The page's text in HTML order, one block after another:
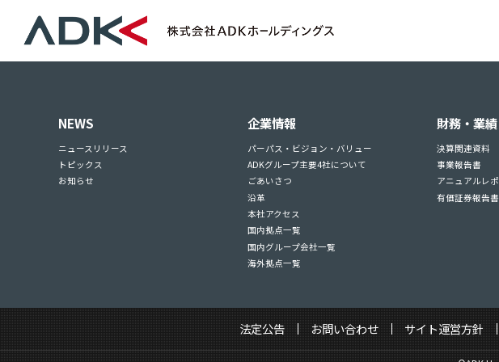
NEWS
ニュースリリース
トピックス
お知らせ
企業情報
パーパス・ビジョン・バリュー
ADKグループ主要4社について
ごあいさつ
沿革
本社アクセス
国内拠点一覧
国内グループ会社一覧
海外拠点一覧
財務・業績
決算関連資料
事業報告書
アニュアルレ
有価証券報告書
法定公告 お問い合わせ サイト運営方針